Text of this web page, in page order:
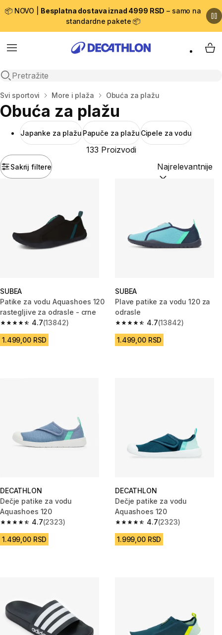
📦 NOVO | Besplatna dostava iznad 4999 RSD – samo na
standardne pakete 📦
Menu
Open search
My
Početna stranica
Svi sportovi More i plaža Obuća za plažu
Obuća za plažu
Japanke za plažu Papuče za plažu Cipele za vodu
Sakrij filtere
133 Proizvodi
Sortiraj po:
SUBEA
Patike za vodu Aquashoes 120
rastegljive za odrasle - crne
4.7
4.7 od 5 zvezdica from 13842 Recenzije
(13842)
1.499,00 RSD
SUBEA
Plave patike za vodu 120 za
odrasle
4.7
4.7 od 5 zvezdica from 13842
(13842)
1.499,00 RSD
DECATHLON
Dečje patike za vodu
Aquashoes 120
4.7
4.7 od 5 zvezdica from 2323 Recenzije
(2323)
1.499,00 RSD
DECATHLON
Dečje patike za vodu
Aquashoes 120
4.7
4.7 od 5 zvezdica from 2323
(2323)
1.999,00 RSD